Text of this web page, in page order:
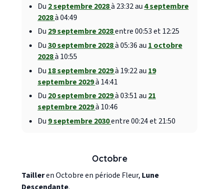
Du 2 septembre 2028à 23:32 au4 septembre
2028à 04:49
Du29 septembre 2028entre 00:53 et 12:25
Du30 septembre 2028à 05:36 au 1 octobre
2028à 10:55
Du 18 septembre 2029à 19:22 au 19
septembre 2029à 14:41
Du 20 septembre 2029à 03:51 au 21
septembre 2029à 10:46
Du 9 septembre 2030entre 00:24 et 21:50
Octobre
Tailleren Octobre en période Fleur, Lune